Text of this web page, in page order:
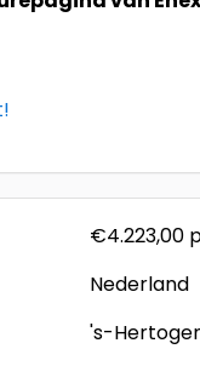
€4.223,00
Nederland
's-